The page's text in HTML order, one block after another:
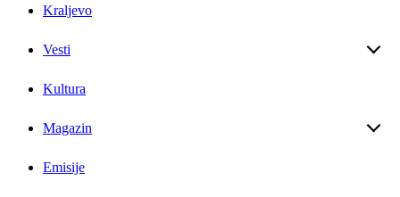
Kraljevo
Vesti
Kultura
Magazin
Emisije